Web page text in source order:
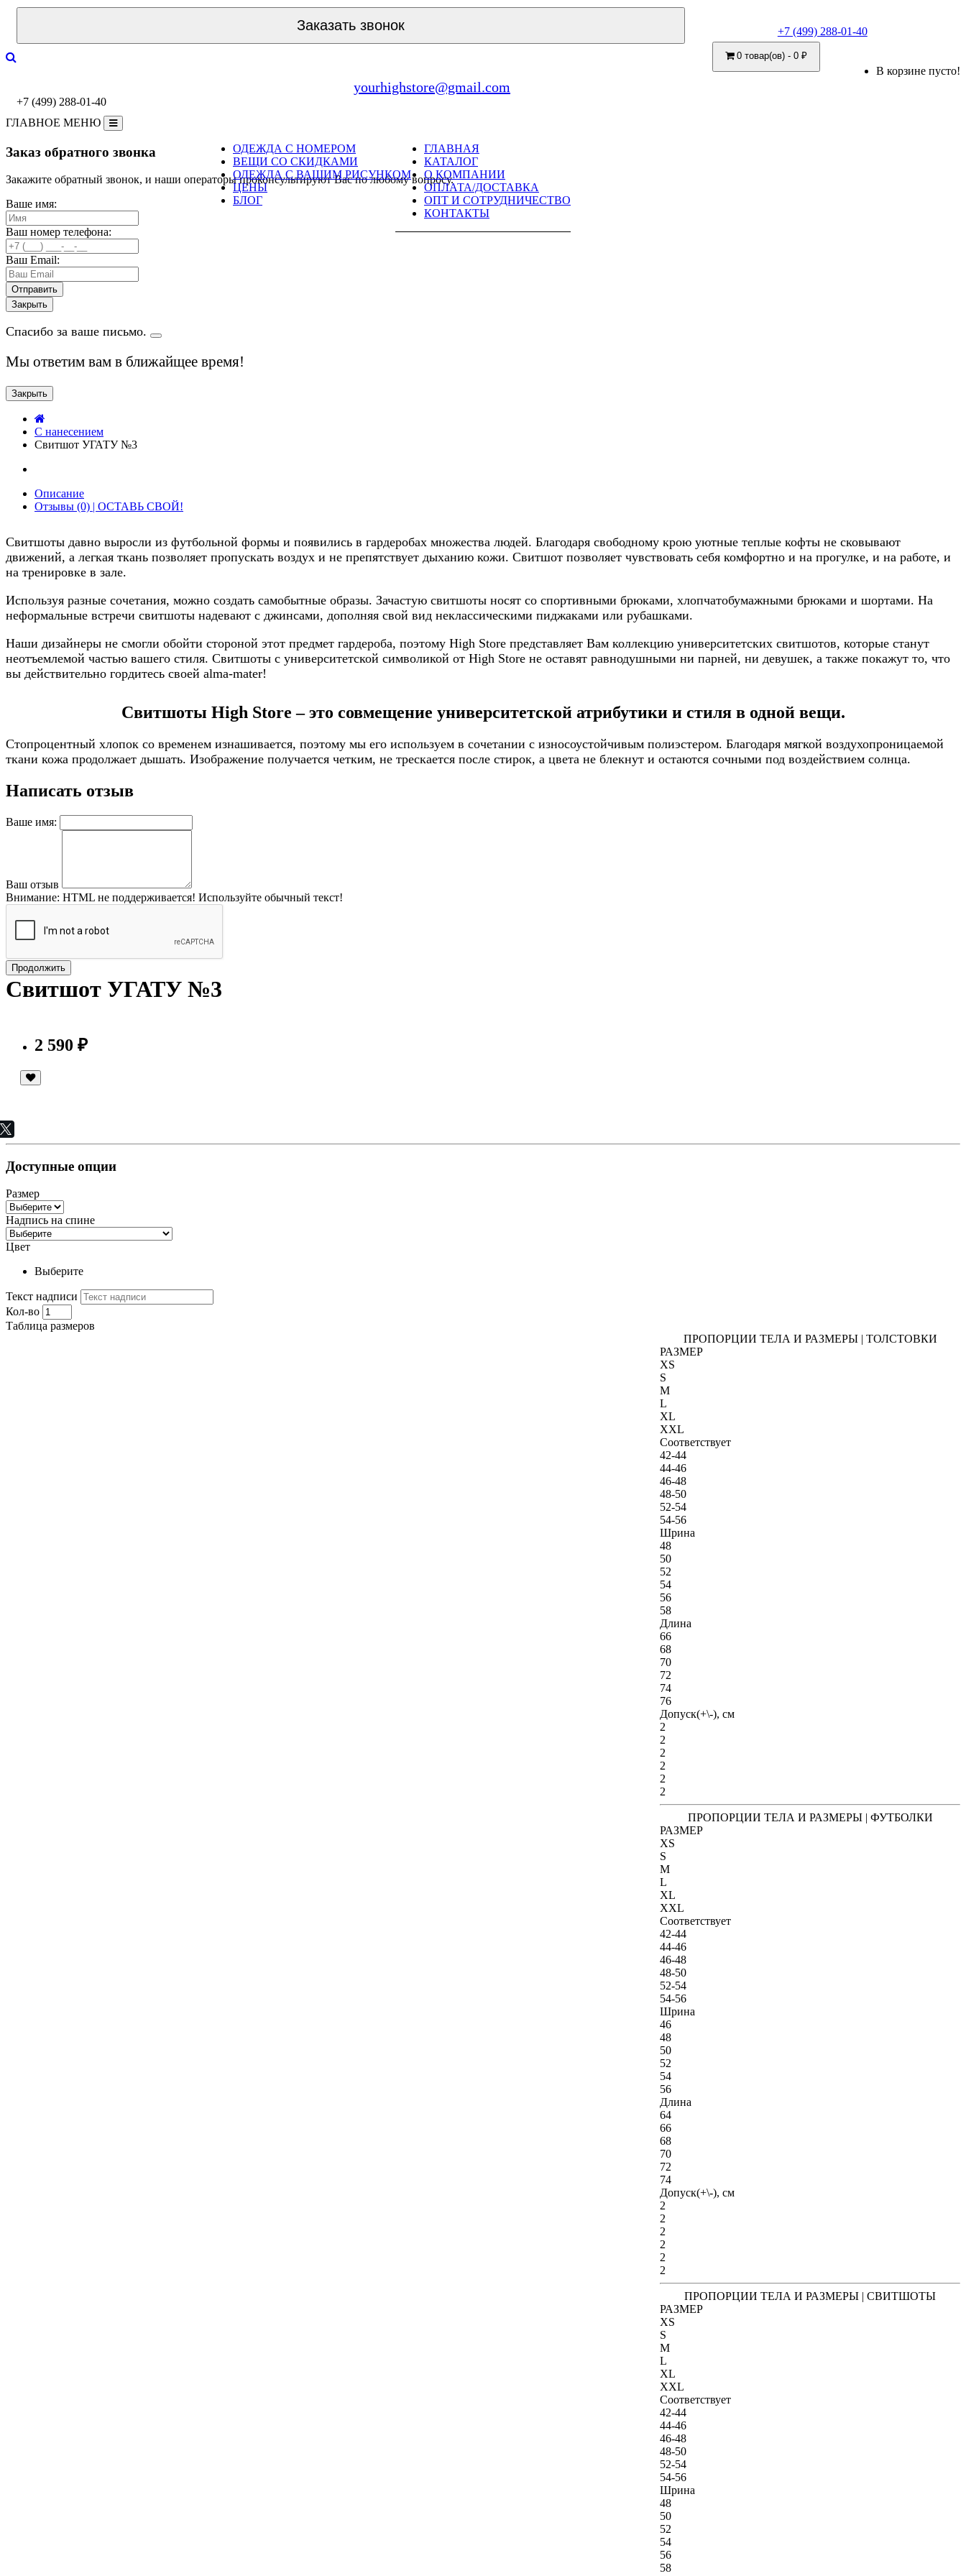
Заказать звонок +7 (499) 288-01-40
0 товар(ов) - 0 ₽
В корзине пусто!
yourhighstore@gmail.com
+7 (499) 288-01-40
ГЛАВНОЕ МЕНЮ
ГЛАВНАЯ
КАТАЛОГ
О КОМПАНИИ
ОПЛАТА/ДОСТАВКА
ОПТ И СОТРУДНИЧЕСТВО
КОНТАКТЫ
ОДЕЖДА С НОМЕРОМ
ВЕЩИ СО СКИДКАМИ
ОДЕЖДА С ВАШИМ РИСУНКОМ
ЦЕНЫ
БЛОГ
Заказ обратного звонка
Закажите обратный звонок, и наши операторы проконсультируют Вас по любому вопросу.
Ваше имя:
Ваш номер телефона:
Ваш Email:
Закрыть
Спасибо за ваше письмо.
Мы ответим вам в ближайщее время!
Закрыть
C нанесением
Свитшот УГАТУ №3
Описание
Отзывы (0) | ОСТАВЬ СВОЙ!
Свитшоты давно выросли из футбольной формы и появились в гардеробах множества людей. Благодаря свободному крою уютные теплые кофты не сковывают
движений, а легкая ткань позволяет пропускать воздух и не препятствует дыханию кожи. Свитшот позволяет чувствовать себя комфортно и на прогулке, и на работе, и
на тренировке в зале.
Используя разные сочетания, можно создать самобытные образы. Зачастую свитшоты носят со спортивными брюками, хлопчатобумажными брюками и шортами. На
неформальные встречи свитшоты надевают с джинсами, дополняя свой вид неклассическими пиджаками или рубашками.
Наши дизайнеры не смогли обойти стороной этот предмет гардероба, поэтому High Store представляет Вам коллекцию университетских свитшотов, которые станут
неотъемлемой частью вашего стиля. Свитшоты с университетской символикой от High Store не оставят равнодушными ни парней, ни девушек, а также покажут то, что
вы действительно гордитесь своей alma-mater!
Свитшоты High Store – это совмещение университетской атрибутики и стиля в одной вещи.
Стопроцентный хлопок со временем изнашивается, поэтому мы его используем в сочетании с износоустойчивым полиэстером. Благодаря мягкой воздухопроницаемой
ткани кожа продолжает дышать. Изображение получается четким, не трескается после стирок, а цвета не блекнут и остаются сочными под воздействием солнца.
Написать отзыв
Ваше имя:
Ваш отзыв
Внимание: HTML не поддерживается! Используйте обычный текст!
Продолжить
Свитшот УГАТУ №3
2 590 ₽
Доступные опции
Размер
Надпись на спине
Цвет
Выберите
Текст надписи
Кол-во
Таблица размеров
ПРОПОРЦИИ ТЕЛА И РАЗМЕРЫ | ТОЛСТОВКИ
РАЗМЕР
XS
S
M
L
XL
XXL
Соответствует
42-44
44-46
46-48
48-50
52-54
54-56
Шрина
48
50
52
54
56
58
Длина
66
68
70
72
74
76
Допуск(+\-), см
2
2
2
2
2
2
ПРОПОРЦИИ ТЕЛА И РАЗМЕРЫ | ФУТБОЛКИ
РАЗМЕР
XS
S
M
L
XL
XXL
Соответствует
42-44
44-46
46-48
48-50
52-54
54-56
Шрина
46
48
50
52
54
56
Длина
64
66
68
70
72
74
Допуск(+\-), см
2
2
2
2
2
2
ПРОПОРЦИИ ТЕЛА И РАЗМЕРЫ | СВИТШОТЫ
РАЗМЕР
XS
S
M
L
XL
XXL
Соответствует
42-44
44-46
46-48
48-50
52-54
54-56
Шрина
48
50
52
54
56
58